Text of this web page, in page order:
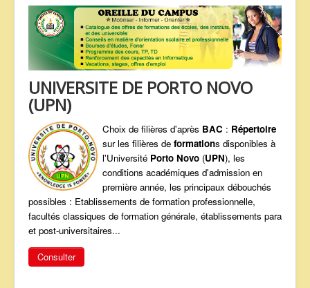
QUI SOMMES NOUS ?
NOS SERVICES
FAQ
CONTACTS
TELECHARGEMENTS
ANNONCES
UNIVERSITE DE PORTO NOVO
(UPN)
Choix de filières d'après BAC : Répertoire
sur les filières de formations disponibles à
l'Université Porto Novo (UPN), les
conditions académiques d'admission en
première année, les principaux débouchés
possibles : Etablissements de formation professionnelle,
facultés classiques de formation générale, établissements para
et post-universitaires...
Consulter